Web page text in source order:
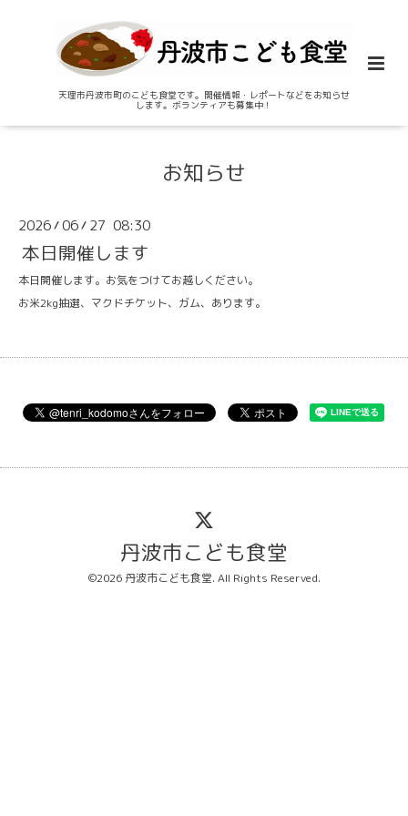
天理市丹波市町のこども食堂です。開催情報・レポートなどをお知らせ
します。ボランティアも募集中！
お知らせ
2026/06/ 27 08:30
本日開催します
本日開催します。お気をつけてお越しください。
お米2kg抽選、マクドチケット、ガム、あります。
丹波市こども食堂
©2026 丹波市こども食堂. All Rights Reserved.